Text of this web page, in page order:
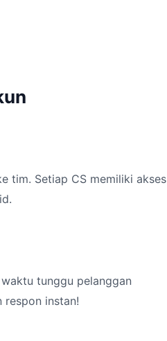
tim. Setiap CS memiliki akses
tunggu pelanggan
respon instan!